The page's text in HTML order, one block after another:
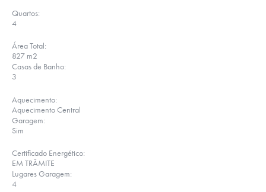
Quartos:
4
Área Total:
827 m2
Casas de Banho:
3
Aquecimento:
Aquecimento Central
Garagem:
Sim
Certificado Energético:
EM TRÂMITE
Lugares Garagem:
4